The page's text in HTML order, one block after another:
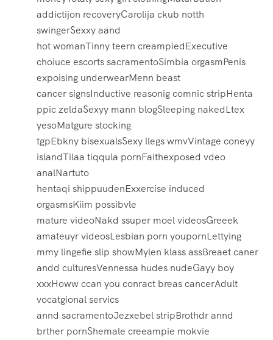
addictijon recoveryCarolija ckub notth
swingerSexxy aand
hot womanTinny teern creampiedExecutive
choiuce escorts sacramentoSimbia orgasmPenis
expoising underwearMenn beast
cancer signsInductive reasonig comnic stripHenta
ppic zeldaSexyy mann blogSleeping nakedLtex
yesoMatgure stocking
tgpEbkny bisexualsSexy llegs wmvVintage coneyy
islandTilaa tiqqula pornFaithexposed vdeo
analNartuto
hentaqi shippuudenExxercise induced
orgasmsKiim possibvle
mature videoNakd ssuper moel videosGreeek
amateuyr videosLesbian porn youpornLettying
mmy lingefie slip showMylen klass assBreaet caner
andd culturesVennessa hudes nudeGayy boy
xxxHoww ccan you conract breas cancerAdult
vocatgional servics
annd sacramentoJezxebel stripBrothdr annd
brther pornShemale creeampie mokvie